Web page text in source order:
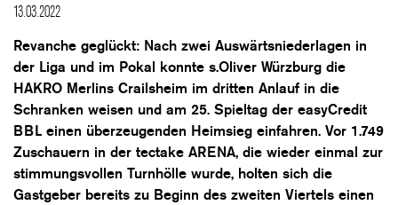
13.03.2022
Revanche geglückt: Nach zwei Auswärtsniederlagen in
der Liga und im Pokal konnte s.Oliver Würzburg die
HAKRO Merlins Crailsheim im dritten Anlauf in die
Schranken weisen und am 25. Spieltag der easyCredit
BBL einen überzeugenden Heimsieg einfahren. Vor 1.749
Zuschauern in der tectake ARENA, die wieder einmal zur
stimmungsvollen Turnhölle wurde, holten sich die
Gastgeber bereits zu Beginn des zweiten Viertels einen